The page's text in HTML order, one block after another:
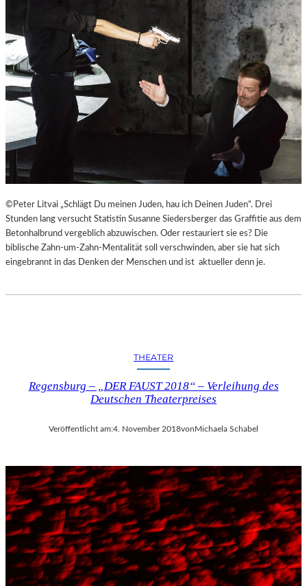
©Peter Litvai „Schlägt Du meinen Juden, hau ich Deinen Juden“. Drei
Stunden lang versucht Statistin Susanne Siedersberger das Graffitie aus dem
Betonhalbrund vergeblich abzuwischen. Oder restauriert sie es? Die
biblische Zahn-um-Zahn-Mentalität soll verschwinden, aber sie hat sich
eingebrannt in das Denken der Menschen und ist aktueller denn je.
THEATER
Regensburg – „DER FAUST 2018“ – Verleihung des
Deutschen Theaterpreises
Veröffentlicht am:4. November 2018von Michaela Schabel